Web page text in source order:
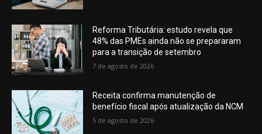
Reforma Tributária: estudo revela que
48% das PMEs ainda não se prepararam
para a transição de setembro
7 de agosto de 2026
Receita confirma manutenção de
benefício fiscal após atualização da NCM
5 de agosto de 2026